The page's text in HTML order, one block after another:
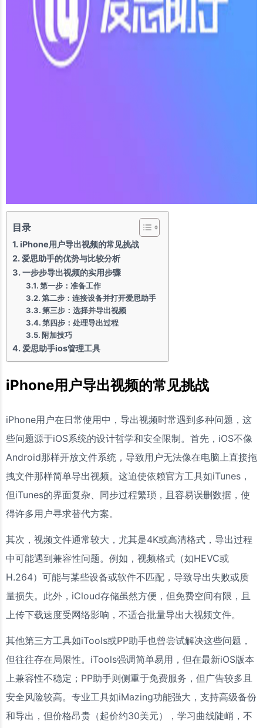
目录
iPhone用户导出视频的常见挑战
爱思助手的优势与比较分析
一步步导出视频的实用步骤
第一步：准备工作
第二步：连接设备并打开爱思助手
第三步：选择并导出视频
第四步：处理导出过程
附加技巧
爱思助手ios管理工具
iPhone用户导出视频的常见挑战
iPhone用户在日常使用中，导出视频时常遇到多种问题，这
些问题源于iOS系统的设计哲学和安全限制。首先，iOS不像
Android那样开放文件系统，导致用户无法像在电脑上直接拖
拽文件那样简单导出视频。这迫使依赖官方工具如iTunes，
但iTunes的界面复杂、同步过程繁琐，且容易误删数据，使
得许多用户寻求替代方案。
其次，视频文件通常较大，尤其是4K或高清格式，导出过程
中可能遇到兼容性问题。例如，视频格式（如HEVC或
H.264）可能与某些设备或软件不匹配，导致导出失败或质
量损失。此外，iCloud存储虽然方便，但免费空间有限，且
上传下载速度受网络影响，不适合批量导出大视频文件。
其他第三方工具如iTools或PP助手也曾尝试解决这些问题，
但往往存在局限性。iTools强调简单易用，但在最新iOS版本
上兼容性不稳定；PP助手则侧重于免费服务，但广告较多且
安全风险较高。专业工具如iMazing功能强大，支持高级备份
和导出，但价格昂贵（起价约30美元），学习曲线陡峭，不